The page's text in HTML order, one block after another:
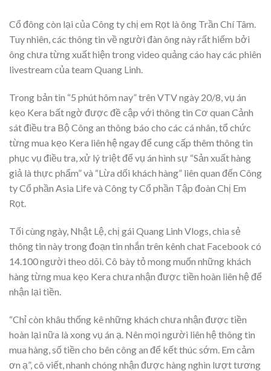
Cổ đông còn lại của Công ty chị em Rọt là ông Trần Chí Tâm.
Tuy nhiên, các thông tin về người đàn ông này rất hiếm bởi
ông chưa từng xuất hiện trong video quảng cáo hay các phiên
livestream của team Quang Linh.
Trong bản tin “5 phút hôm nay” trên VTV ngày 20/8, vụ án
kẹo Kera bất ngờ được đề cập với thông tin Cơ quan Cảnh
sát điều tra Bộ Công an thông báo cho các cá nhân, tổ chức
từng mua kẹo Kera liên hệ ngay để cung cấp thêm thông tin
phục vụ điều tra, xử lý triệt để vụ án hình sự “Sản xuất hàng
giả là thực phẩm” và “Lừa dối khách hàng” liên quan đến Công
ty Cổ phần Asia Life và Công ty Cổ phần Tập đoàn Chị Em
Rọt.
Tối cùng ngày, Nhật Lệ, chị gái Quang Linh Vlogs, chia sẻ
thông tin này trong đoạn tin nhắn trên kênh chat Facebook có
14.100 người theo dõi. Cô bày tỏ mong muốn những khách
hàng từng mua kẹo Kera chưa nhận được tiền hoàn liên hệ để
nhận lại tiền.
“Chỉ còn khâu thống kê những khách chưa nhận được tiền
hoàn lại nữa là xong vụ án ạ. Nên mọi người liên hệ thông tin
mua hàng, số tiền cho bên công an để kết thúc sớm. Em cảm
ơn ạ”, cô viết, nhanh chóng nhận được hàng nghìn lượt tương